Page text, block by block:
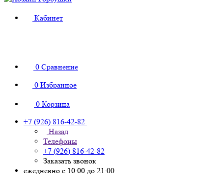
Кабинет
0 Сравнение
0 Избранное
0 Корзина
+7 (926) 816-42-82
Назад
Телефоны
+7 (926) 816-42-82
Заказать звонок
ежедневно с 10:00 до 21:00